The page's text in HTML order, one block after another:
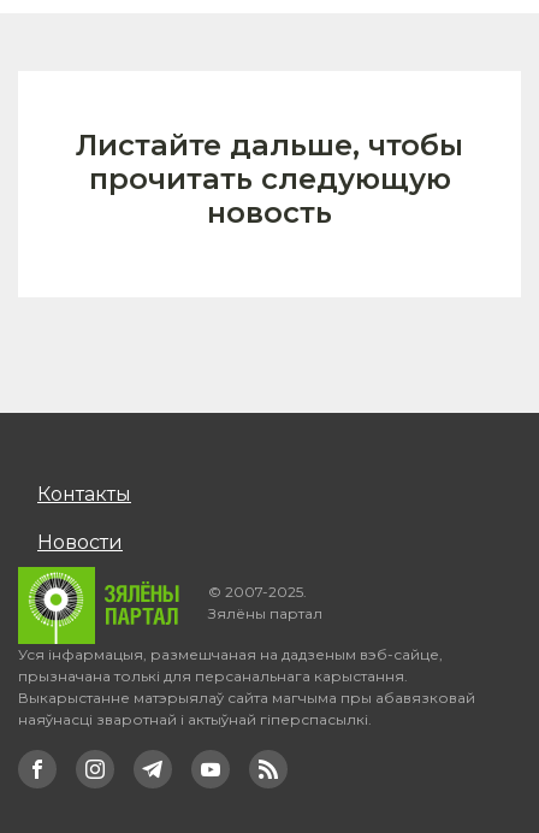
Листайте дальше, чтобы
прочитать следующую
новость
Контакты
Новости
© 2007-2025.
Зялёны партал
Уся інфармацыя, размешчаная на дадзеным вэб-сайце,
прызначана толькі для персанальнага карыстання.
Выкарыстанне матэрыялаў сайта магчыма пры абавязковай
наяўнасці зваротнай і актыўнай гіперспасылкі.